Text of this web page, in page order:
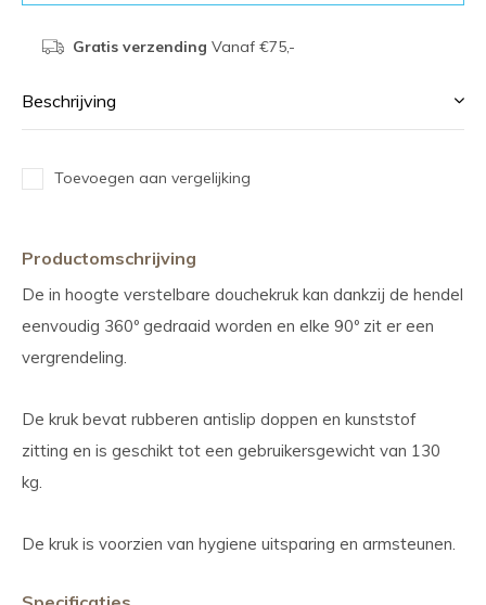
Gratis verzending Vanaf €75,-
Beschrijving
Toevoegen aan vergelijking
Productomschrijving
De in hoogte verstelbare douchekruk kan dankzij de hendel
eenvoudig 360º gedraaid worden en elke 90º zit er een
vergrendeling.
De kruk bevat rubberen antislip doppen en kunststof
zitting en is geschikt tot een gebruikersgewicht van 130
kg.
De kruk is voorzien van hygiene uitsparing en armsteunen.